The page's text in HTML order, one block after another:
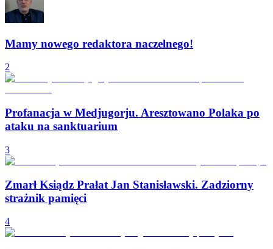
Mamy nowego redaktora naczelnego!
2
Profanacja w Medjugorju. Aresztowano Polaka po
ataku na sanktuarium
3
Zmarł Ksiądz Prałat Jan Stanisławski. Zadziorny
strażnik pamięci
4